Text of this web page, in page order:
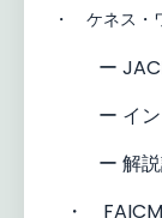
・ ケネス・
ー
ー イン
ー 解説
・